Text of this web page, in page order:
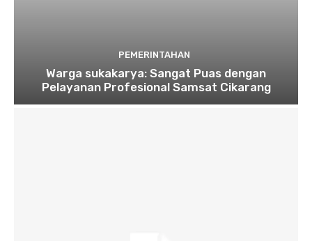
PEMERINTAHAN
Warga sukakarya: Sangat Puas dengan
Pelayanan Profesional Samsat Cikarang